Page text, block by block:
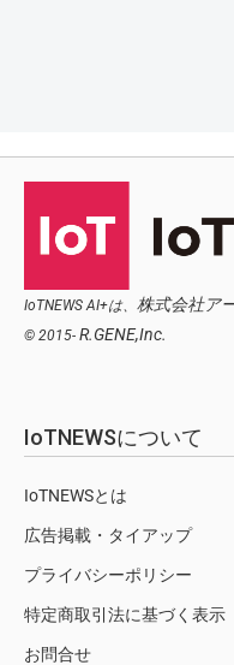
IoTNEWS AI+は、 株式会社ア
© 2015- R.GENE,Inc.
IoTNEWSについて
IoTNEWSとは
広告掲載・タイアップ
プライバシーポリシー
特定商取引法に基づく表示
お問合せ